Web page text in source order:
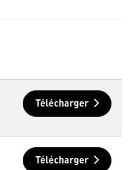
Télécharger
Télécharger